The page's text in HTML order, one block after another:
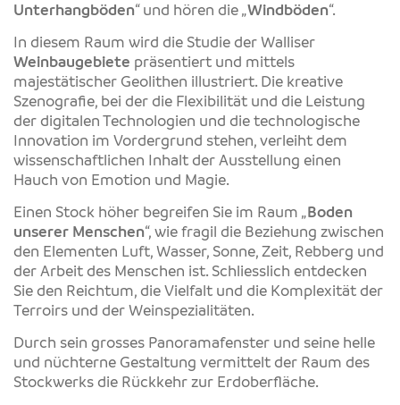
Unterhangböden“ und hören die „Windböden“.
In diesem Raum wird die Studie der Walliser
Weinbaugebiete präsentiert und mittels
majestätischer Geolithen illustriert. Die kreative
Szenografie, bei der die Flexibilität und die Leistung
der digitalen Technologien und die technologische
Innovation im Vordergrund stehen, verleiht dem
wissenschaftlichen Inhalt der Ausstellung einen
Hauch von Emotion und Magie.
Einen Stock höher begreifen Sie im Raum „Boden
unserer Menschen“, wie fragil die Beziehung zwischen
den Elementen Luft, Wasser, Sonne, Zeit, Rebberg und
der Arbeit des Menschen ist. Schliesslich entdecken
Sie den Reichtum, die Vielfalt und die Komplexität der
Terroirs und der Weinspezialitäten.
Durch sein grosses Panoramafenster und seine helle
und nüchterne Gestaltung vermittelt der Raum des
Stockwerks die Rückkehr zur Erdoberfläche.